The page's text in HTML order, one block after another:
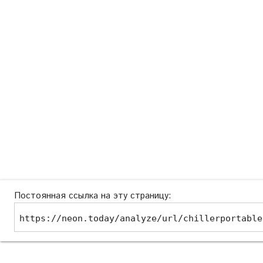
Постоянная ссылка на эту страницу:
https://neon.today/analyze/url/